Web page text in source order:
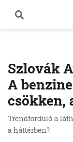
Szlovák
A
csökken,
Trendforduló a
a háttérben?